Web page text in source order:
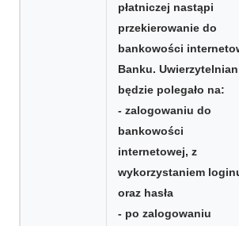
płatniczej nastąpi
przekierowanie do
bankowości
Banku.
będzie polegało na:
- zalogowaniu do
bankowości
internetowej, z
wykorzystaniem
oraz hasła
- po zalogowaniu